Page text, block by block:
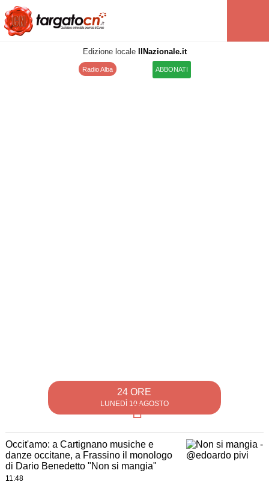
Edizione locale IlNazionale.it
Radio Alba ABBONATI
24 ORE
LUNEDÌ 10 AGOSTO
Occit'amo: a Cartignano musiche e
danze occitane, a Frassino il monologo
di Dario Benedetto "Non si mangia"
11:48